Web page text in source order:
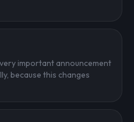
important announcement
because this changes